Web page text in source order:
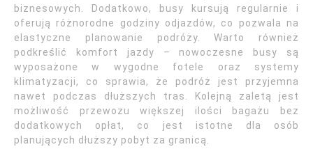
biznesowych. Dodatkowo, busy kursują regularnie i
oferują różnorodne godziny odjazdów, co pozwala na
elastyczne planowanie podróży. Warto również
podkreślić komfort jazdy – nowoczesne busy są
wyposażone w wygodne fotele oraz systemy
klimatyzacji, co sprawia, że podróż jest przyjemna
nawet podczas dłuższych tras. Kolejną zaletą jest
możliwość przewozu większej ilości bagażu bez
dodatkowych opłat, co jest istotne dla osób
planujących dłuższy pobyt za granicą.